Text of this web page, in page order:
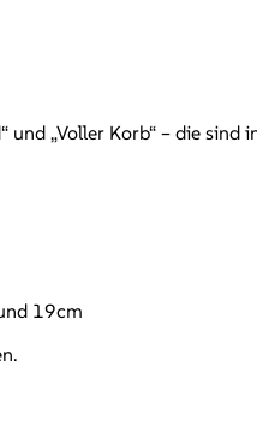
„Voller Korb“ – die sind
19cm